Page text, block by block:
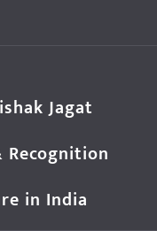
Jagat
Recognition
in India